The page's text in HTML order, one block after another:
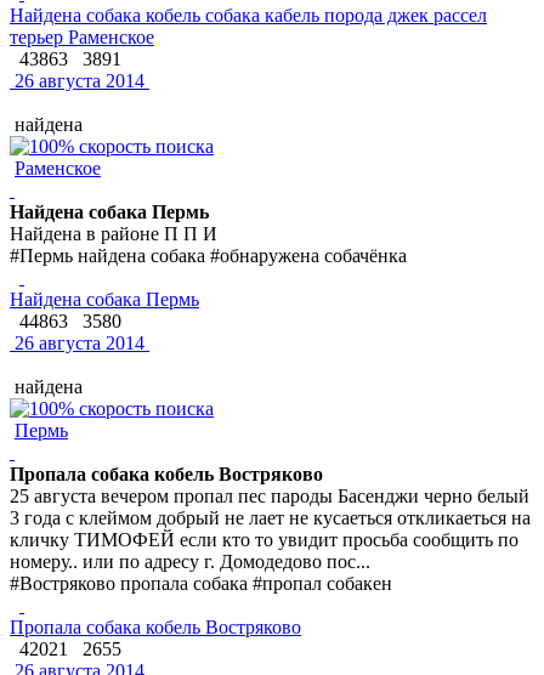
Найдена собака кобель собака кабель порода джек рассел
терьер Раменское
43863
3891
26 августа 2014
найдена
Раменское
Найдена собака Пермь
Найдена в районе П П И
#Пермь найдена собака #обнаружена собачёнка
Найдена собака Пермь
44863
3580
26 августа 2014
найдена
Пермь
Пропала собака кобель Востряково
25 августа вечером пропал пес пароды Басенджи черно белый
3 года с клеймом добрый не лает не кусаеться откликаеться на
кличку ТИМОФЕЙ если кто то увидит просьба сообщить по
номеру.. или по адресу г. Домодедово пос...
#Востряково пропала собака #пропал собакен
Пропала собака кобель Востряково
42021
2655
26 августа 2014